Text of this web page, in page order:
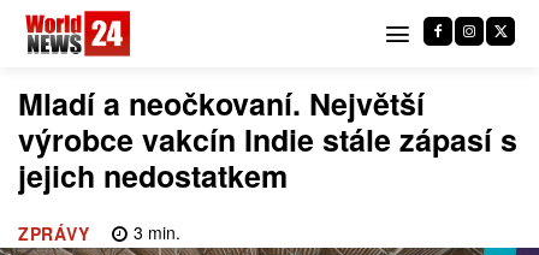
Mladí a neočkovaní. Největší
výrobce vakcín Indie stále zápasí s
jejich nedostatkem
ZPRÁVY 3 min.